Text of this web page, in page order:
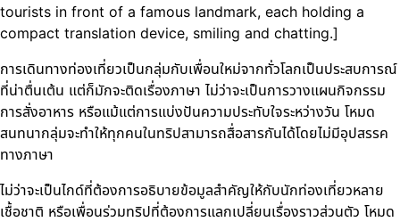
tourists in front of a famous landmark, each holding a
compact translation device, smiling and chatting.]
การเดินทางท่องเที่ยวเป็นกลุ่มกับเพื่อนใหม่จากทั่วโลกเป็นประสบการณ์
ที่น่าตื่นเต้น แต่ก็มักจะติดเรื่องภาษา ไม่ว่าจะเป็นการวางแผนกิจกรรม
การสั่งอาหาร หรือแม้แต่การแบ่งปันความประทับใจระหว่างวัน โหมด
สนทนากลุ่มจะทำให้ทุกคนในทริปสามารถสื่อสารกันได้โดยไม่มีอุปสรรค
ทางภาษา
ไม่ว่าจะเป็นไกด์ที่ต้องการอธิบายข้อมูลสำคัญให้กับนักท่องเที่ยวหลาย
เชื้อชาติ หรือเพื่อนร่วมทริปที่ต้องการแลกเปลี่ยนเรื่องราวส่วนตัว โหมด